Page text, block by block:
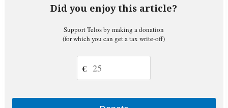
Did you enjoy this article?
Support Telos by making a donation
(for which you can get a tax write-off)
€